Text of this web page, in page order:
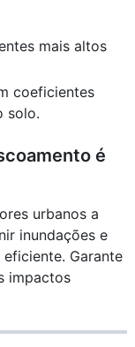
mais altos
coeficientes
solo.
é
urbanos a
inundações e
Garante
impactos